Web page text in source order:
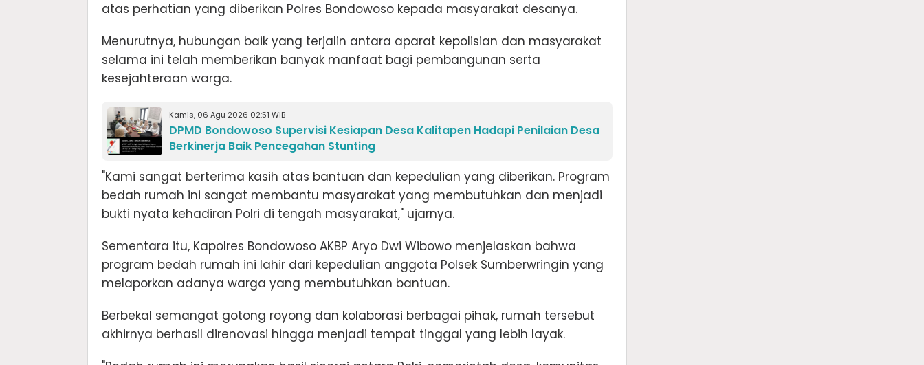
atas perhatian yang diberikan Polres Bondowoso kepada masyarakat desanya.
Menurutnya, hubungan baik yang terjalin antara aparat kepolisian dan masyarakat
selama ini telah memberikan banyak manfaat bagi pembangunan serta
kesejahteraan warga.
Kamis, 06 Agu 2026 02:51 WIB
DPMD Bondowoso Supervisi Kesiapan Desa Kalitapen Hadapi Penilaian Desa
Berkinerja Baik Pencegahan Stunting
"Kami sangat berterima kasih atas bantuan dan kepedulian yang diberikan. Program
bedah rumah ini sangat membantu masyarakat yang membutuhkan dan menjadi
bukti nyata kehadiran Polri di tengah masyarakat," ujarnya.
Sementara itu, Kapolres Bondowoso AKBP Aryo Dwi Wibowo menjelaskan bahwa
program bedah rumah ini lahir dari kepedulian anggota Polsek Sumberwringin yang
melaporkan adanya warga yang membutuhkan bantuan.
Berbekal semangat gotong royong dan kolaborasi berbagai pihak, rumah tersebut
akhirnya berhasil direnovasi hingga menjadi tempat tinggal yang lebih layak.